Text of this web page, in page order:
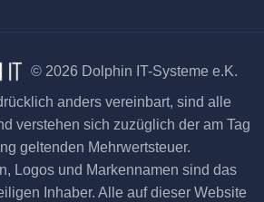
© 2026 Dolphin IT-Systeme e.K.
anders vereinbart, sind alle
verstehen sich zuzüglich der am Tag
geltenden Mehrwertsteuer.
Logos und Markennamen sind das
Inhaber. Alle auf dieser Website